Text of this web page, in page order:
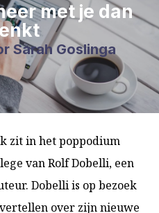
met je dan
Sarah Goslinga
zit in het poppodium
van Rolf Dobelli, een
Dobelli is op bezoek
over zijn nieuwe